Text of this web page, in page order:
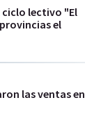
lectivo "El
el
las ventas en